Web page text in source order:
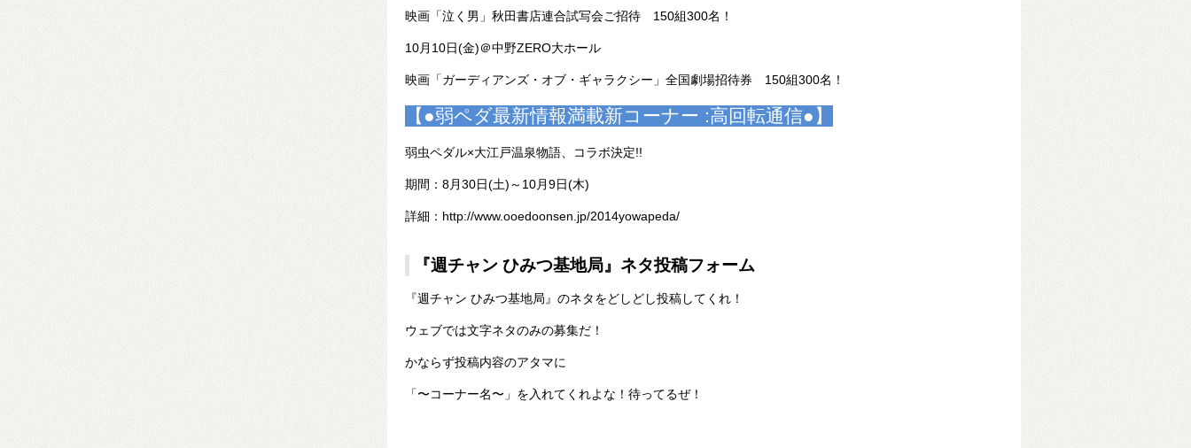
映画「泣く男」秋田書店連合試写会ご招待 150組300名！
10月10日(金)＠中野ZERO大ホール
映画「ガーディアンズ・オブ・ギャラクシー」全国劇場招待券 150組300名！
【●弱ペダ最新情報満載新コーナー :高回転通信●】
弱虫ペダル×大江戸温泉物語、コラボ決定!!
期間：8月30日(土)～10月9日(木)
詳細：http://www.ooedoonsen.jp/2014yowapeda/
『週チャン ひみつ基地局』ネタ投稿フォーム
『週チャン ひみつ基地局』のネタをどしどし投稿してくれ！
ウェブでは文字ネタのみの募集だ！
かならず投稿内容のアタマに
「〜コーナー名〜」を入れてくれよな！待ってるぜ！